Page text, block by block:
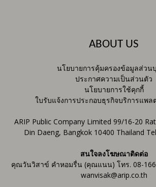
ABOUT US
นโยบายการคุ้มครองข้อมูลส่วน
ประกาศความเป็นส่วนตัว
นโยบายการใช้คุกกี้
ใบรับแจ้งการประกอบธุรกิจบริการแพ
ARIP Public Company Limited 99/16-20
Din Daeng, Bangkok 10400 Thailand
สนใจลงโฆษณาติดต่อ
คุณวันวิสาข์ คำหอมรื่น (คุณแนน) โทร. 08-
wanvisak@arip.co.th